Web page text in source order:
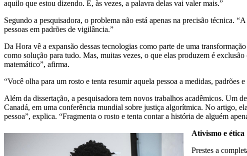
aquilo que estou dizendo. E, às vezes, a palavra delas vai valer mais.”
Segundo a pesquisadora, o problema não está apenas na precisão técnica.
pessoas em padrões de vigilância.”
Da Hora vê a expansão dessas tecnologias como parte de uma
como solução para tudo. Mas, muitas vezes, o que elas produzem é
matemático”, afirma.
“Você olha para um rosto e tenta resumir aquela pessoa a medidas,
Além da dissertação, a pesquisadora tem novos trabalhos acadêmicos. Um
Canadá, em uma conferência mundial sobre justiça algorítmica. No artigo,
pessoa”, explica. “Fragmenta o rosto e tenta contar a história de alguém
Ativismo e ética
Prestes a